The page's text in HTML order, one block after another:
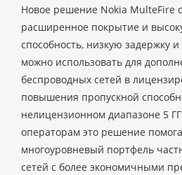
Новое решение Nokia MulteFire
расширенное покрытие и
способность, низкую задержку
можно использовать для
беспроводных сетей в
повышения пропускной
нелицензионном диапазоне 5
операторам это решение
многоуровневый портфель
сетей с более экономичными